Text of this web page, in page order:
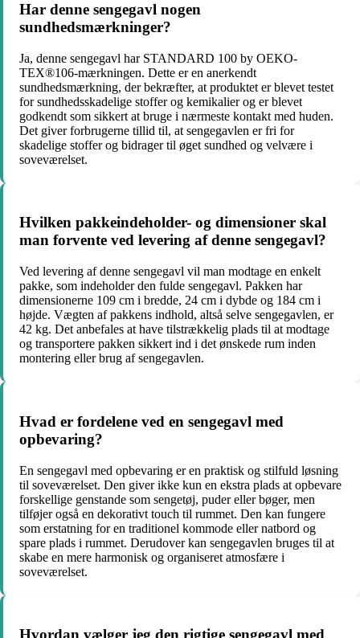
Har denne sengegavl nogen
sundhedsmærkninger?
Ja, denne sengegavl har STANDARD 100 by OEKO-
TEX®106-mærkningen. Dette er en anerkendt
sundhedsmærkning, der bekræfter, at produktet er blevet testet
for sundhedsskadelige stoffer og kemikalier og er blevet
godkendt som sikkert at bruge i nærmeste kontakt med huden.
Det giver forbrugerne tillid til, at sengegavlen er fri for
skadelige stoffer og bidrager til øget sundhed og velvære i
soveværelset.
Hvilken pakkeindeholder- og dimensioner skal
man forvente ved levering af denne sengegavl?
Ved levering af denne sengegavl vil man modtage en enkelt
pakke, som indeholder den fulde sengegavl. Pakken har
dimensionerne 109 cm i bredde, 24 cm i dybde og 184 cm i
højde. Vægten af ​​pakkens indhold, altså selve sengegavlen, er
42 kg. Det anbefales at have tilstrækkelig plads til at modtage
og transportere pakken sikkert ind i det ønskede rum inden
montering eller brug af sengegavlen.
Hvad er fordelene ved en sengegavl med
opbevaring?
En sengegavl med opbevaring er en praktisk og stilfuld løsning
til soveværelset. Den giver ikke kun en ekstra plads at opbevare
forskellige genstande som sengetøj, puder eller bøger, men
tilføjer også en dekorativt touch til rummet. Den kan fungere
som erstatning for en traditionel kommode eller natbord og
spare plads i rummet. Derudover kan sengegavlen bruges til at
skabe en mere harmonisk og organiseret atmosfære i
soveværelset.